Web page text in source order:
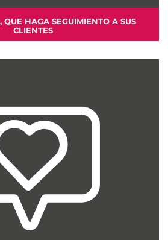
QUE HAGA SEGUIMIENTO A SUS
CLIENTES